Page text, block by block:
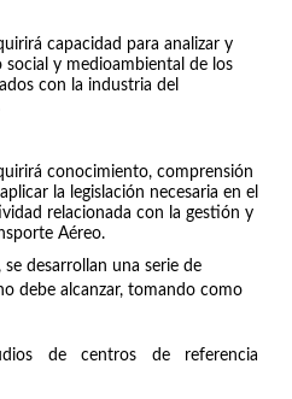
capacidad para analizar y
social y medioambiental de los
con la industria del
conocimiento, comprensión
la legislación necesaria en el
relacionada con la gestión y
Aéreo.
desarrollan una serie de
debe alcanzar, tomando como
de centros de referencia